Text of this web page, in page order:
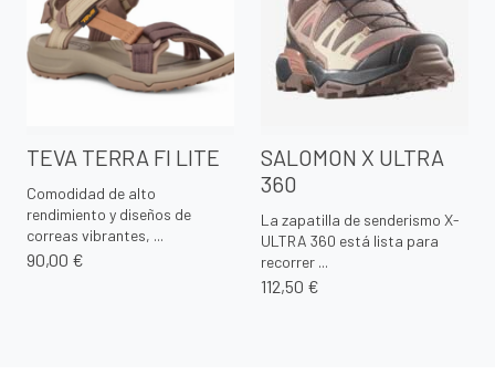
TEVA TERRA FI LITE
Comodidad de alto
rendimiento y diseños de
correas vibrantes, ...
90,00 €
SALOMON X ULTRA
360
La zapatilla de senderismo X-
ULTRA 360 está lista para
recorrer ...
112,50 €